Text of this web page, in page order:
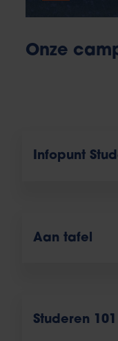
Onze
Infopunt
Aan tafel
Studeren 101